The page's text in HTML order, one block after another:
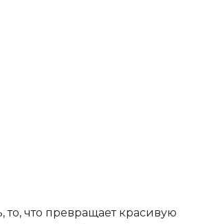
то, что превращает красивую